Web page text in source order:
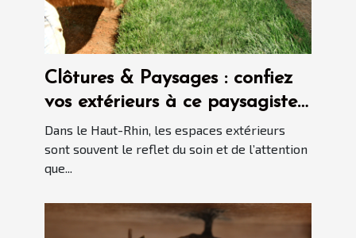
Clôtures & Paysages : confiez
vos extérieurs à ce paysagiste
dans le Haut-Rhin
Dans le Haut-Rhin, les espaces extérieurs
sont souvent le reflet du soin et de l’attention
que...